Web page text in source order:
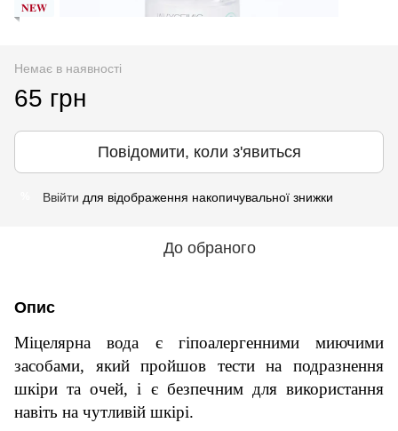
𝐍𝐄𝐖
Немає в наявності
65 грн
Повідомити, коли з'явиться
Ввійти для відображення накопичувальної знижки
До обраного
Опис
Міцелярна вода є гіпоалергенними миючими
засобами, який пройшов тести на подразнення
шкіри та очей, і є безпечним для використання
навіть на чутливій шкірі.